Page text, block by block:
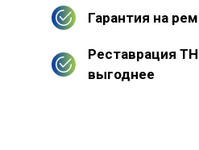
Гарантия на
Реставрация
выгоднее